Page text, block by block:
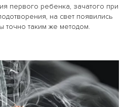
первого ребенка, зачатого при
на свет появились
точно таким же методом.